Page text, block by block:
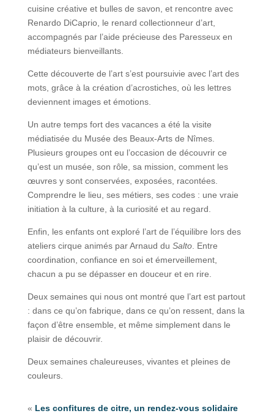
cuisine créative et bulles de savon, et rencontre avec
Renardo DiCaprio, le renard collectionneur d’art,
accompagnés par l’aide précieuse des Paresseux en
médiateurs bienveillants.
Cette découverte de l’art s’est poursuivie avec l’art des
mots, grâce à la création d’acrostiches, où les lettres
deviennent images et émotions.
Un autre temps fort des vacances a été la visite
médiatisée du Musée des Beaux-Arts de Nîmes.
Plusieurs groupes ont eu l’occasion de découvrir ce
qu’est un musée, son rôle, sa mission, comment les
œuvres y sont conservées, exposées, racontées.
Comprendre le lieu, ses métiers, ses codes : une vraie
initiation à la culture, à la curiosité et au regard.
Enfin, les enfants ont exploré l’art de l’équilibre lors des
ateliers cirque animés par Arnaud du Salto. Entre
coordination, confiance en soi et émerveillement,
chacun a pu se dépasser en douceur et en rire.
Deux semaines qui nous ont montré que l’art est partout
: dans ce qu’on fabrique, dans ce qu’on ressent, dans la
façon d’être ensemble, et même simplement dans le
plaisir de découvrir.
Deux semaines chaleureuses, vivantes et pleines de
couleurs.
« Les confitures de citre, un rendez-vous solidaire